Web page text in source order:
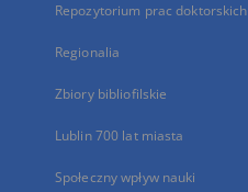
Repozytorium prac doktorskich
Regionalia
Zbiory bibliofilskie
Lublin 700 lat miasta
Społeczny wpływ nauki